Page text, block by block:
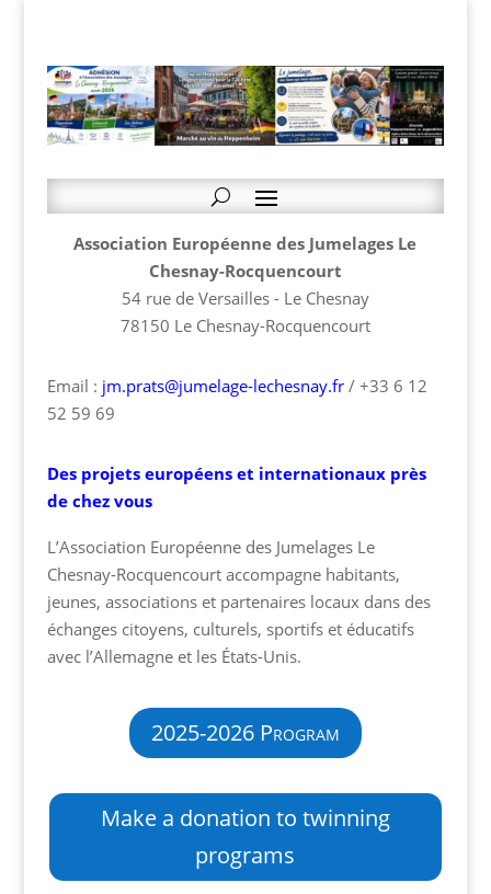
Association Européenne des Jumelages Le
Chesnay-Rocquencourt
54 rue de Versailles - Le Chesnay
78150 Le Chesnay-Rocquencourt
Email : jm.prats@jumelage-lechesnay.fr/ +33 6 12
52 59 69
Des projets européens et internationaux près
de chez vous
L’Association Européenne des Jumelages Le
Chesnay-Rocquencourt accompagne habitants,
jeunes, associations et partenaires locaux dans des
échanges citoyens, culturels, sportifs et éducatifs
avec l’Allemagne et les États-Unis.
2025-2026 Program
Make a donation to twinning
programs